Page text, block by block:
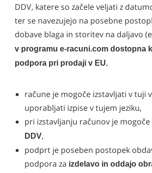
DDV, katere so začele veljati z
ter se navezujejo na posebne
dobave blaga in storitev na daljavo
v programu e-racuni.com dostopna
podpora pri prodaji v EU.
račune je mogoče izstavljati v tuji
uporabljati izpise v tujem jeziku,
pri izstavljanju računov je
DDV,
podprt je poseben postopek
podpora za izdelavo in oddajo